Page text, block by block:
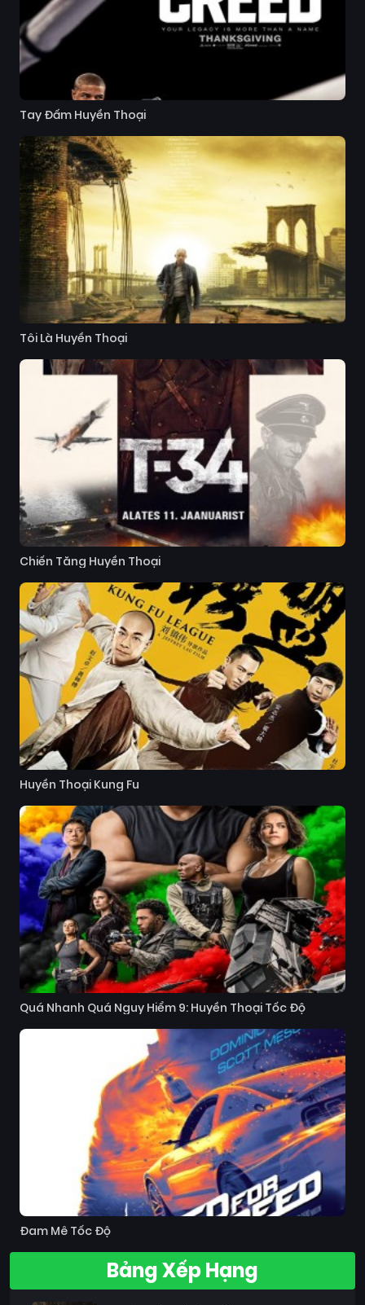
Tay Đấm Huyền Thoại
Tôi Là Huyền Thoại
Chiến Tăng Huyền Thoại
Huyền Thoại Kung Fu
Quá Nhanh Quá Nguy Hiểm 9: Huyền Thoại Tốc Độ
Đam Mê Tốc Độ
Bảng Xếp Hạng